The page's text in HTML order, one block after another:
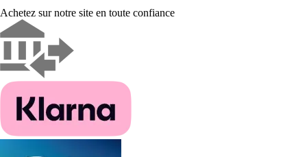
Achetez sur notre site en toute confiance